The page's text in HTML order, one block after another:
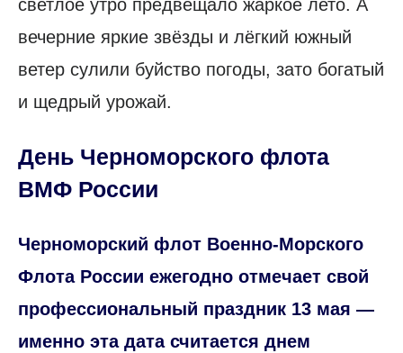
светлое утро предвещало жаркое лето. А
вечерние яркие звёзды и лёгкий южный
ветер сулили буйство погоды, зато богатый
и щедрый урожай.
День Черноморского флота
ВМФ России
Черноморский флот Военно-Морского
Флота России ежегодно отмечает свой
профессиональный праздник 13 мая —
именно эта дата считается днем